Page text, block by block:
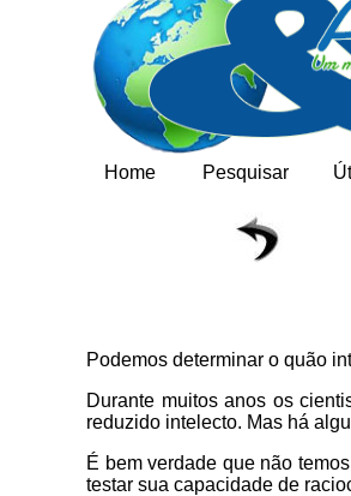
Home Pesquisar
Podemos determinar o quão
Durante muitos anos os
reduzido intelecto. Mas há
É bem verdade que não
testar sua capacidade de